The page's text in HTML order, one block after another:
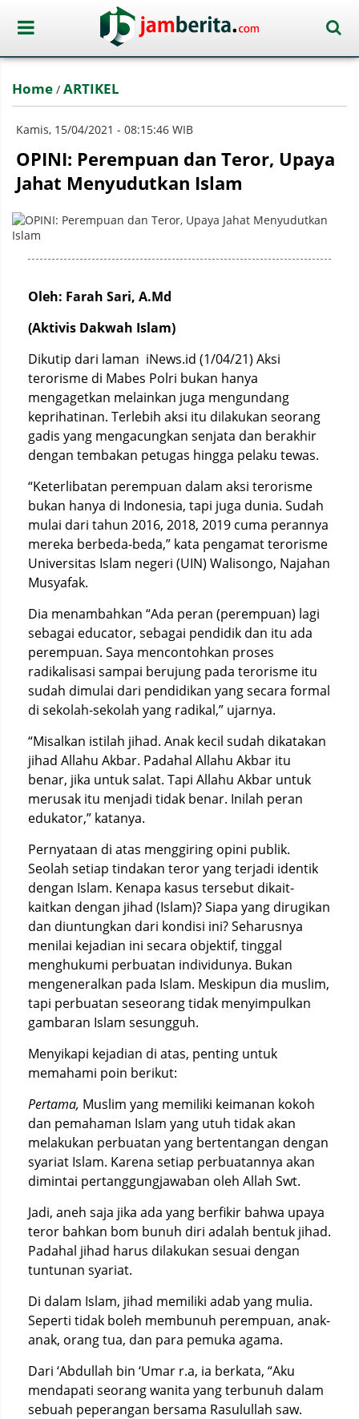
Home / ARTIKEL
Kamis, 15/04/2021 - 08:15:46 WIB
OPINI: Perempuan dan Teror, Upaya
Jahat Menyudutkan Islam
Oleh: Farah Sari, A.Md
(Aktivis Dakwah Islam)
Dikutip dari laman iNews.id (1/04/21) Aksi
terorisme di Mabes Polri bukan hanya
mengagetkan melainkan juga mengundang
keprihatinan. Terlebih aksi itu dilakukan seorang
gadis yang mengacungkan senjata dan berakhir
dengan tembakan petugas hingga pelaku tewas.
“Keterlibatan perempuan dalam aksi terorisme
bukan hanya di Indonesia, tapi juga dunia. Sudah
mulai dari tahun 2016, 2018, 2019 cuma perannya
mereka berbeda-beda,” kata pengamat terorisme
Universitas Islam negeri (UIN) Walisongo, Najahan
Musyafak.
Dia menambahkan “Ada peran (perempuan) lagi
sebagai educator, sebagai pendidik dan itu ada
perempuan. Saya mencontohkan proses
radikalisasi sampai berujung pada terorisme itu
sudah dimulai dari pendidikan yang secara formal
di sekolah-sekolah yang radikal,” ujarnya.
“Misalkan istilah jihad. Anak kecil sudah dikatakan
jihad Allahu Akbar. Padahal Allahu Akbar itu
benar, jika untuk salat. Tapi Allahu Akbar untuk
merusak itu menjadi tidak benar. Inilah peran
edukator,” katanya.
Pernyataan di atas menggiring opini publik.
Seolah setiap tindakan teror yang terjadi identik
dengan Islam. Kenapa kasus tersebut dikait-
kaitkan dengan jihad (Islam)? Siapa yang dirugikan
dan diuntungkan dari kondisi ini? Seharusnya
menilai kejadian ini secara objektif, tinggal
menghukumi perbuatan individunya. Bukan
mengeneralkan pada Islam. Meskipun dia muslim,
tapi perbuatan seseorang tidak menyimpulkan
gambaran Islam sesungguh.
Menyikapi kejadian di atas, penting untuk
memahami poin berikut:
Pertama, Muslim yang memiliki keimanan kokoh
dan pemahaman Islam yang utuh tidak akan
melakukan perbuatan yang bertentangan dengan
syariat Islam. Karena setiap perbuatannya akan
dimintai pertanggungjawaban oleh Allah Swt.
Jadi, aneh saja jika ada yang berfikir bahwa upaya
teror bahkan bom bunuh diri adalah bentuk jihad.
Padahal jihad harus dilakukan sesuai dengan
tuntunan syariat.
Di dalam Islam, jihad memiliki adab yang mulia.
Seperti tidak boleh membunuh perempuan, anak-
anak, orang tua, dan para pemuka agama.
Dari ‘Abdullah bin ‘Umar r.a, ia berkata, “Aku
mendapati seorang wanita yang terbunuh dalam
sebuah peperangan bersama Rasulullah saw.